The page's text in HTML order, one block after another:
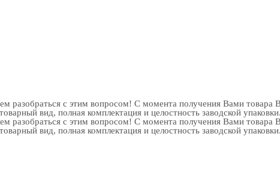
с этим вопросом! С момента получения Вами товара
вид, полная комплектация и целостность заводской упаковки.
с этим вопросом! С момента получения Вами товара
вид, полная комплектация и целостность заводской упаковки.